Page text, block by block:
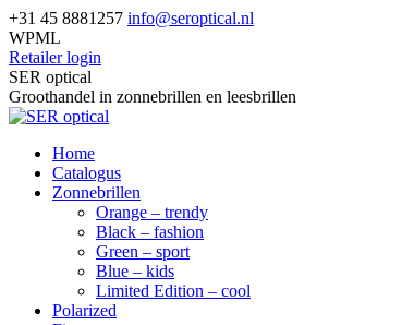
Skip
to
content
+31 45 8881257 info@seroptical.nl
WPML
Retailer login
Facebook
page
opens
new
window
SER optical
Groothandel in zonnebrillen en leesbrillen
Home
Catalogus
Zonnebrillen
Orange – trendy
Black – fashion
Green – sport
Blue – kids
Limited Edition – cool
Polarized